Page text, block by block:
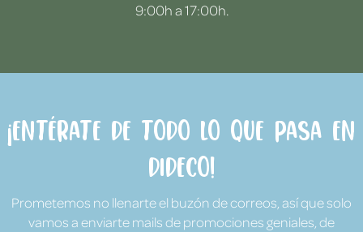
9:00h a 17:00h.
¡Entérate de todo lo que pasa en
Dideco!
Prometemos no llenarte el buzón de correos, así que solo
vamos a enviarte mails de promociones geniales, de